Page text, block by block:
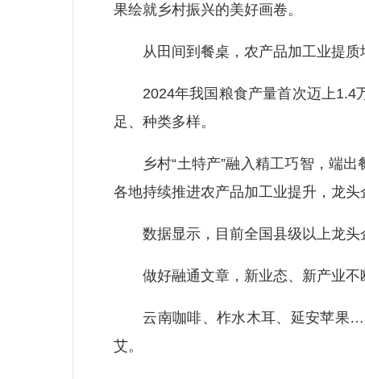
果绘就乡村振兴的美好画卷。
从田间到餐桌，农产品加工业提
2024年我国粮食产量首次迈上1.4万
足、种类多样。
乡村“土特产”融入精工巧智，端出
各地持续推进农产品加工业提升，龙头
数据显示，目前全国县级以上龙头
做好融通文章，新业态、新产业
云南咖啡、柞水木耳、延安苹果……
艾。